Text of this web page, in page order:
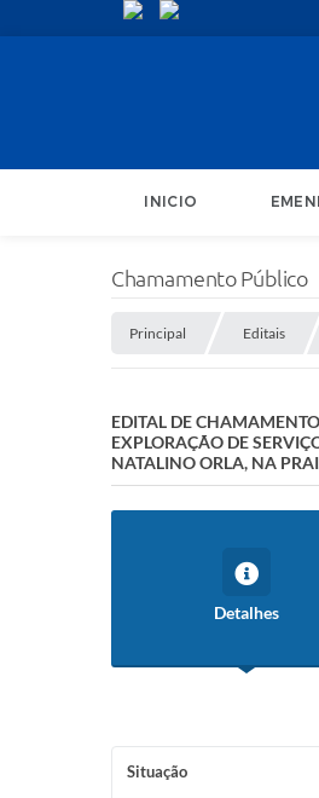
INICIO
Chamamento Público
Principal Editais
EDITAL DE
EXPLORAÇÃO DE
NATALINO ORLA, NA
Detalhes
Situação